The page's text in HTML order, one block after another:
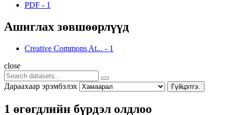
PDF - 1
Ашиглах зөвшөөрлүүд
Creative Commons At... - 1
close
Дараахаар эрэмбэлэх Гүйцэтгэ.
1 өгөгдлийн бүрдэл олдлоо